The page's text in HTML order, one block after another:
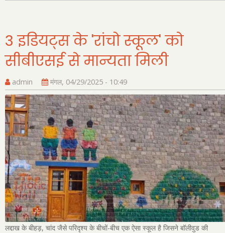
3 इडियट्स के 'रांचो स्कूल' को
सीबीएसई से मान्यता मिली
admin मंगल, 04/29/2025 - 10:49
लद्दाख के बीहड़, चांद जैसे परिदृश्य के बीचों-बीच एक ऐसा स्कूल है जिसने बॉलीवुड की